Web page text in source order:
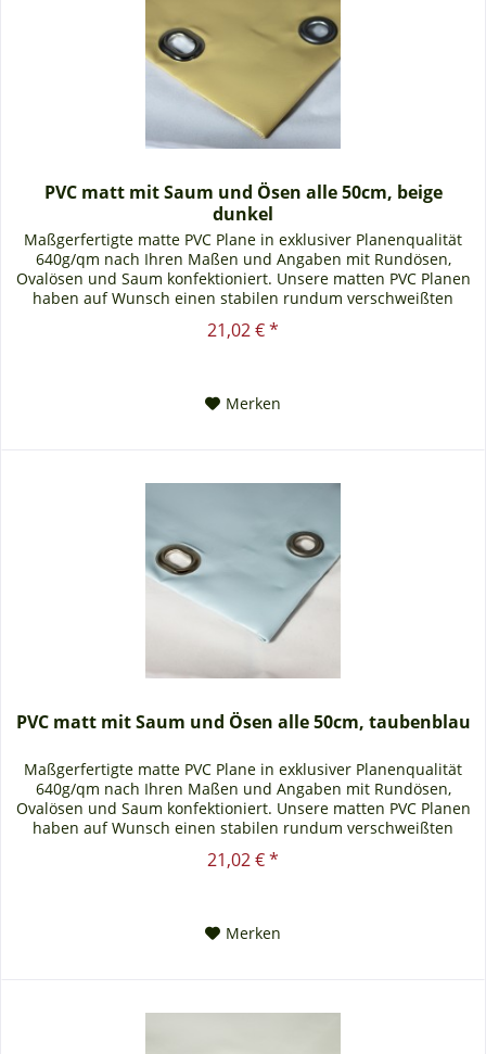
PVC matt mit Saum und Ösen alle 50cm, beige
dunkel
Maßgerfertigte matte PVC Plane in exklusiver Planenqualität
640g/qm nach Ihren Maßen und Angaben mit Rundösen,
Ovalösen und Saum konfektioniert. Unsere matten PVC Planen
haben auf Wunsch einen stabilen rundum verschweißten
21,02 € *
Merken
PVC matt mit Saum und Ösen alle 50cm, taubenblau
Maßgerfertigte matte PVC Plane in exklusiver Planenqualität
640g/qm nach Ihren Maßen und Angaben mit Rundösen,
Ovalösen und Saum konfektioniert. Unsere matten PVC Planen
haben auf Wunsch einen stabilen rundum verschweißten
Saum in der...
21,02 € *
Merken